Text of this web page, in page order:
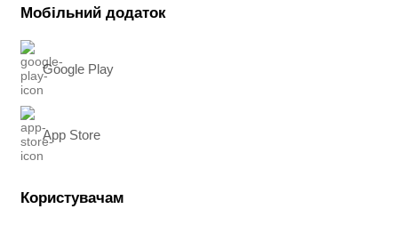
Мобільний додаток
Google Play
App Store
Користувачам